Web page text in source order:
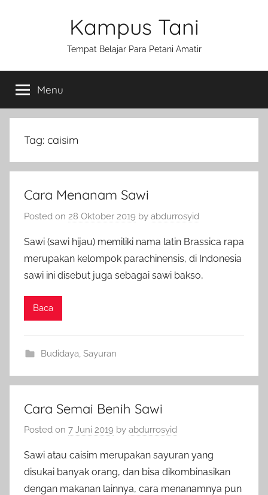
Kampus Tani
Tempat Belajar Para Petani Amatir
Menu
Tag: caisim
Cara Menanam Sawi
Posted on 28 Oktober 2019 by abdurrosyid
Sawi (sawi hijau) memiliki nama latin Brassica rapa
merupakan kelompok parachinensis, di Indonesia
sawi ini disebut juga sebagai sawi bakso,
Baca
Budidaya Sayuran
Cara Semai Benih Sawi
Posted on 7 Juni 2019 by abdurrosyid
Sawi atau caisim merupakan sayuran yang
disukai banyak orang, dan bisa dikombinasikan
dengan makanan lainnya, cara menanamnya pun